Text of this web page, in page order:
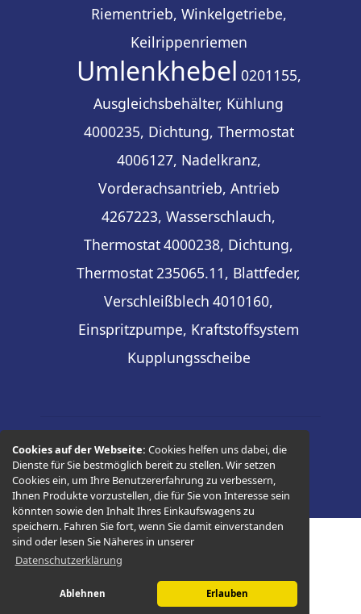
Cookies auf der Webseite:Cookies helfen uns dabei, die
Dienste für Sie bestmöglich bereit zu stellen. Wir setzen
Cookies ein, um Ihre Benutzererfahrung zu verbessern,
Ihnen Produkte vorzustellen, die für Sie von Interesse sein
könnten sowie den Inhalt Ihres Einkaufswagens zu
speichern. Fahren Sie fort, wenn Sie damit einverstanden
sind oder lesen Sie Näheres in unserer
Datenschutzerklärung
Ablehnen Erlauben
Riementrieb, Winkelgetriebe,
Keilrippenriemen
Umlenkhebel 0201155,
Ausgleichsbehälter, Kühlung
4000235, Dichtung, Thermostat
4006127, Nadelkranz,
Vorderachsantrieb, Antrieb
4267223, Wasserschlauch,
Thermostat4000238, Dichtung,
Thermostat235065.11, Blattfeder,
Verschleißblech 4010160,
Einspritzpumpe, Kraftstoffsystem
Kupplungsscheibe
© 2026 -Thüringer Ersatzteilhandel